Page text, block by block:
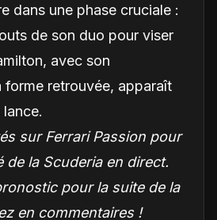
dans une phase cruciale :
de son duo pour viser
avec son
forme retrouvée, apparaît
sur Ferrari Passion pour
de la Scuderia en direct.
pour la suite de la
en commentaires !